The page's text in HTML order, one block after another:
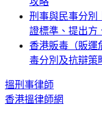
刑事與民事分別
證標準、提出方
香港販毒（販運
毒分別及抗辯策
搵刑事律師
香港搵律師網